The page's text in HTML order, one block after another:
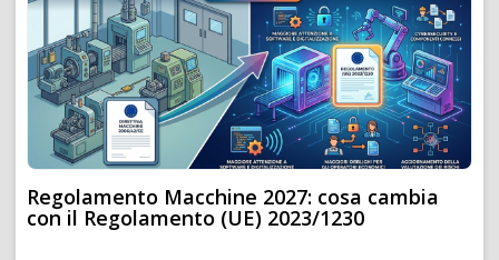
Regolamento Macchine 2027: cosa cambia
con il Regolamento (UE) 2023/1230